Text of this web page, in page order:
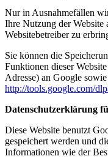
Nur in Ausnahmefällen
Ihre Nutzung der Website
Websitebetreiber zu
Sie können die
Funktionen dieser
Adresse) an Google
http://tools.google.com/
Datenschutzerklärung
Diese Website benutzt
gespeichert werden und
Informationen wie der